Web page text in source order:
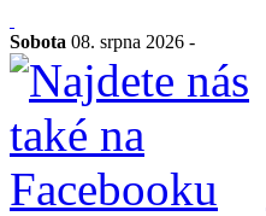
Sobota 08. srpna 2026 -